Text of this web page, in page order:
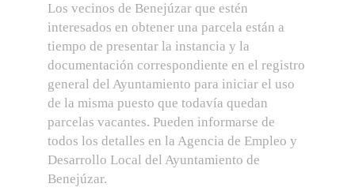
Los vecinos de Benejúzar que estén
interesados en obtener una parcela están a
tiempo de presentar la instancia y la
documentación correspondiente en el registro
general del Ayuntamiento para iniciar el uso
de la misma puesto que todavía quedan
parcelas vacantes. Pueden informarse de
todos los detalles en la Agencia de Empleo y
Desarrollo Local del Ayuntamiento de
Benejúzar.